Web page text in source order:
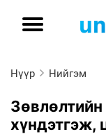
Нүүр Нийгэм
хүндэтгэж,